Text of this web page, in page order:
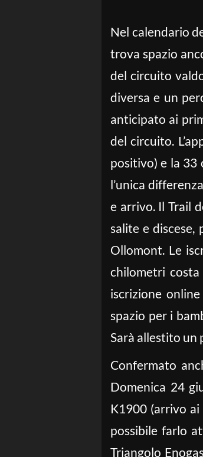
Nel calendario
trova spazio
del circuito
diversa e un
anticipato ai
del circuito.
positivo) e la 33
l’unica
e arrivo. Il Trail
salite e discese,
Ollomont. Le
chilometri
iscrizione
spazio per i
Sarà allestito un
Confermato
Domenica 24
K1900 (arrivo
possibile farlo
Triangolo